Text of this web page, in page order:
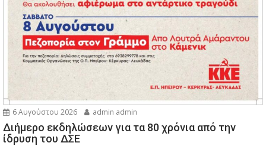
6 Αυγούστου 2026 admin admin
Διήμερο εκδηλώσεων για τα 80 χρόνια από την
ίδρυση του ΔΣΕ